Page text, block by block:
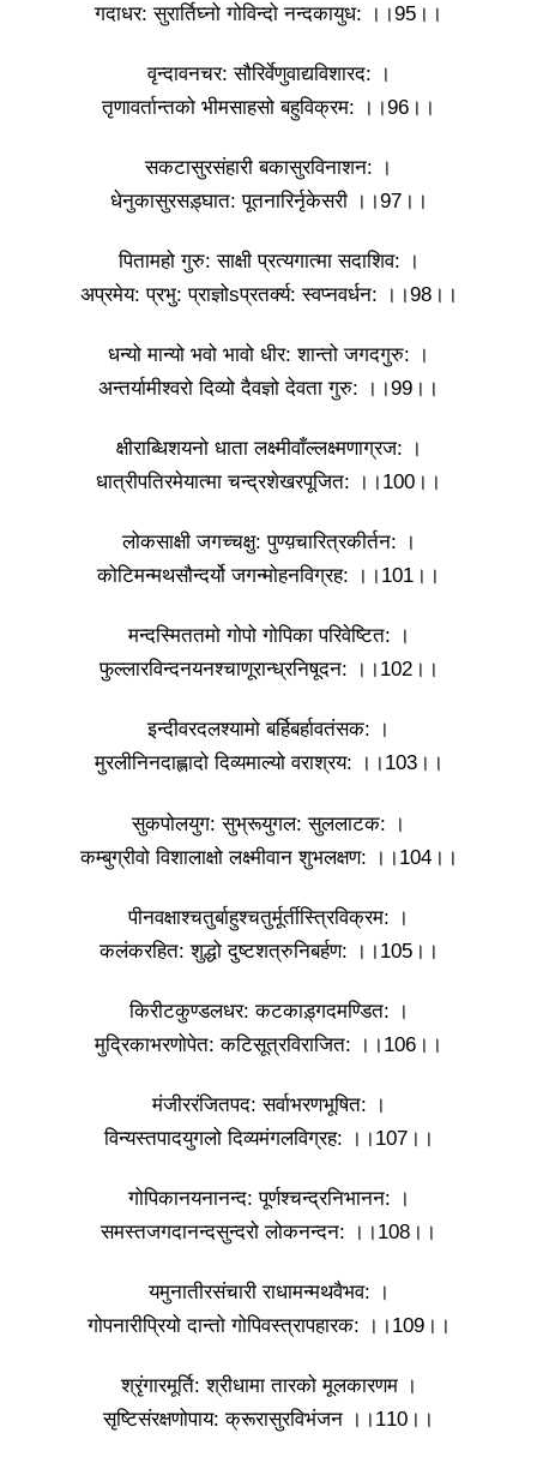
गदाधर: सुरार्तिघ्नो गोविन्दो नन्दकायुध: ।।95।।
वृन्दावनचर: सौरिर्वेणुवाद्यविशारद: ।
तृणावर्तान्तको भीमसाहसो बहुविक्रम: ।।96।।
सकटासुरसंहारी बकासुरविनाशन: ।
धेनुकासुरसड़्घात: पूतनारिर्नृकेसरी ।।97।।
पितामहो गुरु: साक्षी प्रत्यगात्मा सदाशिव: ।
अप्रमेय: प्रभु: प्राज्ञोsप्रतर्क्य: स्वप्नवर्धन: ।।98।।
धन्यो मान्यो भवो भावो धीर: शान्तो जगदगुरु: ।
अन्तर्यामीश्वरो दिव्यो दैवज्ञो देवता गुरु: ।।99।।
क्षीराब्धिशयनो धाता लक्ष्मीवाँल्लक्ष्मणाग्रज: ।
धात्रीपतिरमेयात्मा चन्द्रशेखरपूजित: ।।100।।
लोकसाक्षी जगच्चक्षु: पुण्य़चारित्रकीर्तन: ।
कोटिमन्मथसौन्दर्यो जगन्मोहनविग्रह: ।।101।।
मन्दस्मिततमो गोपो गोपिका परिवेष्टित: ।
फुल्लारविन्दनयनश्चाणूरान्ध्रनिषूदन: ।।102।।
इन्दीवरदलश्यामो बर्हिबर्हावतंसक: ।
मुरलीनिनदाह्लादो दिव्यमाल्यो वराश्रय: ।।103।।
सुकपोलयुग: सुभ्रूयुगल: सुललाटक: ।
कम्बुग्रीवो विशालाक्षो लक्ष्मीवान शुभलक्षण: ।।104।।
पीनवक्षाश्चतुर्बाहुश्चतुर्मूर्तीस्त्रिविक्रम: ।
कलंकरहित: शुद्धो दुष्टशत्रुनिबर्हण: ।।105।।
किरीटकुण्डलधर: कटकाड़्गदमण्डित: ।
मुद्रिकाभरणोपेत: कटिसूत्रविराजित: ।।106।।
मंजीररंजितपद: सर्वाभरणभूषित: ।
विन्यस्तपादयुगलो दिव्यमंगलविग्रह: ।।107।।
गोपिकानयनानन्द: पूर्णश्चन्द्रनिभानन: ।
समस्तजगदानन्दसुन्दरो लोकनन्दन: ।।108।।
यमुनातीरसंचारी राधामन्मथवैभव: ।
गोपनारीप्रियो दान्तो गोपिवस्त्रापहारक: ।।109।।
श्रृंगारमूर्ति: श्रीधामा तारको मूलकारणम ।
सृष्टिसंरक्षणोपाय: क्रूरासुरविभंजन ।।110।।